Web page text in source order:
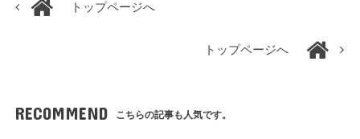
トップページへ
トップページへ
RECOMMEND こちらの記事も人気です。